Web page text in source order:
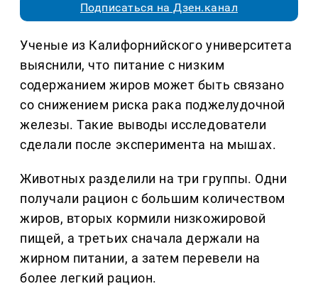
Подписаться на Дзен.канал
Ученые из Калифорнийского университета
выяснили, что питание с низким
содержанием жиров может быть связано
со снижением риска рака поджелудочной
железы. Такие выводы исследователи
сделали после эксперимента на мышах.
Животных разделили на три группы. Одни
получали рацион с большим количеством
жиров, вторых кормили низкожировой
пищей, а третьих сначала держали на
жирном питании, а затем перевели на
более легкий рацион.